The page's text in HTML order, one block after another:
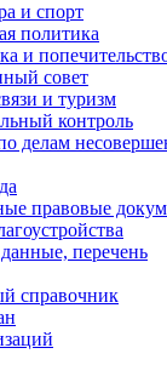
и спорт
политика
и
совет
и туризм
контроль
делам
правовые
перечень
справочник